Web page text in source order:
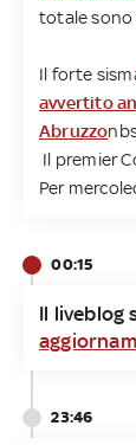
totale sono
Il forte
avvertito
Abruzzo
Il premier
Per
00:15
Il liveblog
23:46